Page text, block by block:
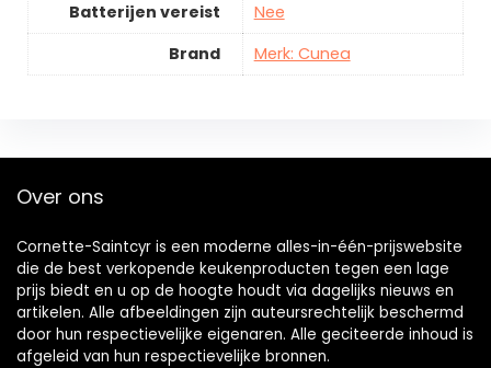
Batterijen vereist
Nee
Brand
Merk: Cunea
Over ons
Cornette-Saintcyr is een moderne alles-in-één-prijswebsite
die de best verkopende keukenproducten tegen een lage
prijs biedt en u op de hoogte houdt via dagelijks nieuws en
artikelen. Alle afbeeldingen zijn auteursrechtelijk beschermd
door hun respectievelijke eigenaren. Alle geciteerde inhoud is
afgeleid van hun respectievelijke bronnen.